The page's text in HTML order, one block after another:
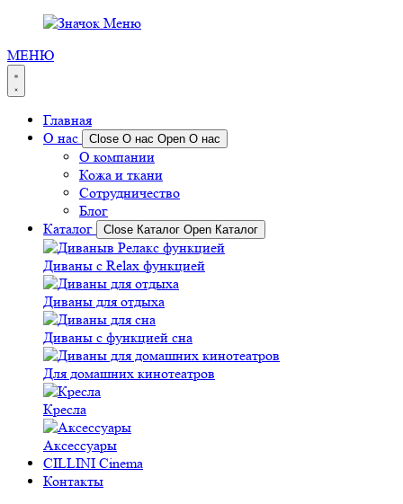
МЕНЮ
Главная
О нас
Close О нас Open О нас
О компании
Кожа и ткани
Сотрудничество
Блог
Каталог
Close Каталог Open Каталог
Диваны с Relax функцией
Диваны для отдыха
Диваны с функцией сна
Для домашних кинотеатров
Кресла
Аксессуары
CILLINI Cinema
Контакты